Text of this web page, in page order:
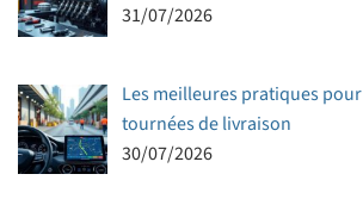
31/07/2026
Les meilleures pratiques
tournées de livraison
30/07/2026